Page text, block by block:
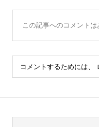
この記事へのコメントは
コメントするためには、